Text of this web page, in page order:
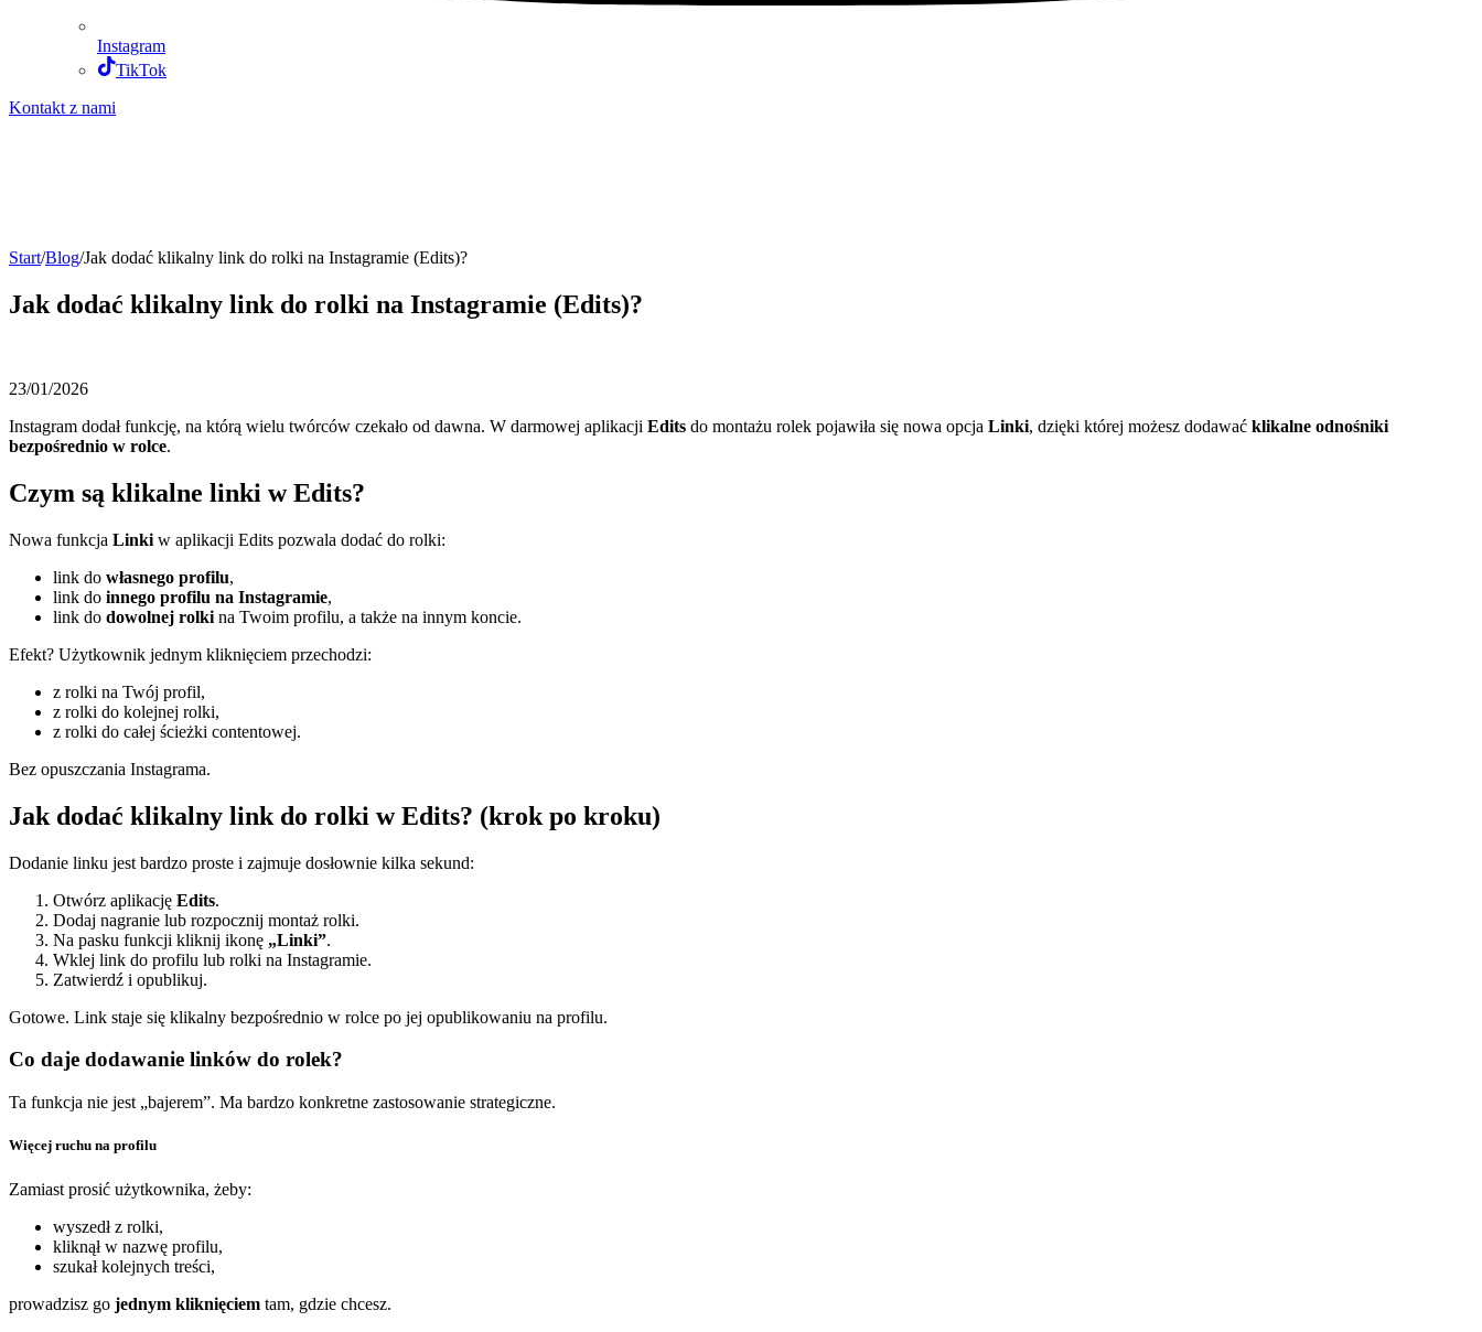
Instagram
TikTok
Kontakt z nami
Start/Blog/Jak dodać klikalny link do rolki na Instagramie (Edits)?
Jak dodać klikalny link do rolki na Instagramie (Edits)?
23/01/2026
Instagram dodał funkcję, na którą wielu twórców czekało od dawna. W darmowej aplikacji Edits do montażu rolek pojawiła się nowa opcja Linki, dzięki której możesz dodawać klikalne odnośniki
bezpośrednio w rolce.
Czym są klikalne linki w Edits?
Nowa funkcja Linki w aplikacji Edits pozwala dodać do rolki:
link do własnego profilu,
link do innego profilu na Instagramie,
link do dowolnej rolki na Twoim profilu, a także na innym koncie.
Efekt? Użytkownik jednym kliknięciem przechodzi:
z rolki na Twój profil,
z rolki do kolejnej rolki,
z rolki do całej ścieżki contentowej.
Bez opuszczania Instagrama.
Jak dodać klikalny link do rolki w Edits? (krok po kroku)
Dodanie linku jest bardzo proste i zajmuje dosłownie kilka sekund:
Otwórz aplikację Edits.
Dodaj nagranie lub rozpocznij montaż rolki.
Na pasku funkcji kliknij ikonę „Linki”.
Wklej link do profilu lub rolki na Instagramie.
Zatwierdź i opublikuj.
Gotowe. Link staje się klikalny bezpośrednio w rolce po jej opublikowaniu na profilu.
Co daje dodawanie linków do rolek?
Ta funkcja nie jest „bajerem”. Ma bardzo konkretne zastosowanie strategiczne.
Więcej ruchu na profilu
Zamiast prosić użytkownika, żeby:
wyszedł z rolki,
kliknął w nazwę profilu,
szukał kolejnych treści,
prowadzisz go jednym kliknięciem tam, gdzie chcesz.